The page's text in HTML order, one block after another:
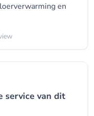
en
service van dit